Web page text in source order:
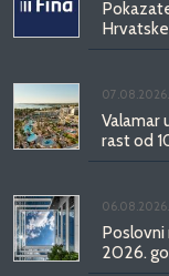
07.08.2026.
Valamar
rast od
06.08.2026.
2026.